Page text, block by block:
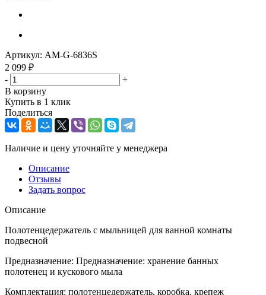
Артикул: AM-G-6836S
2 099 ₽
-
+
В корзину
Купить в 1 клик
Поделиться
Наличие и цену уточняйте у менеджера
Описание
Отзывы
Задать вопрос
Описание
Полотенцедержатель с мыльницей для ванной комнаты
подвесной
Предназначение: Предназначение: хранение банных
полотенец и кускового мыла
Комплектация: полотенцедержатель, коробка, крепеж